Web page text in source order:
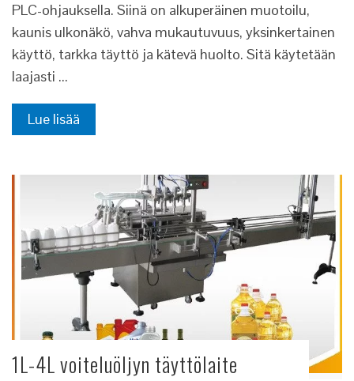
PLC-ohjauksella. Siinä on alkuperäinen muotoilu,
kaunis ulkonäkö, vahva mukautuvuus, yksinkertainen
käyttö, tarkka täyttö ja kätevä huolto. Sitä käytetään
laajasti ...
Lue lisää
1L-4L voiteluöljyn täyttölaite